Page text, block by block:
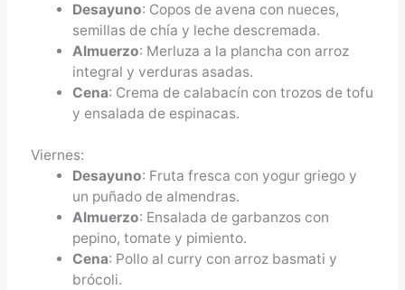
Desayuno: Copos de avena con nueces,
semillas de chía y leche descremada.
Almuerzo: Merluza a la plancha con arroz
integral y verduras asadas.
Cena: Crema de calabacín con trozos de tofu
y ensalada de espinacas.
Viernes:
Desayuno: Fruta fresca con yogur griego y
un puñado de almendras.
Almuerzo: Ensalada de garbanzos con
pepino, tomate y pimiento.
Cena: Pollo al curry con arroz basmati y
brócoli.